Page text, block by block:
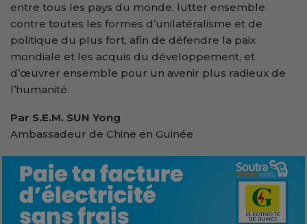
entre tous les pays du monde, lutter ensemble
contre toutes les formes d’unilatéralisme et de
politique du plus fort, afin de défendre la paix
mondiale et les acquis du développement, et
d’œuvrer ensemble pour un avenir plus radieux de
l’humanité.
Par S.E.M. SUN Yong
Ambassadeur de Chine en Guinée